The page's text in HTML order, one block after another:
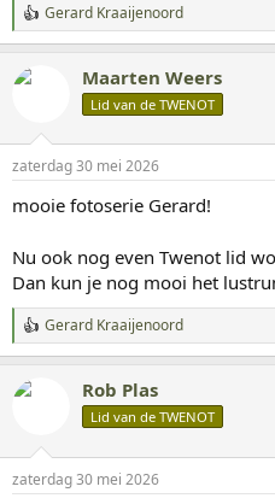
W
a
r
n
e
:
Gerard Kraaijenoord
Maarten Weers
Lid van de TWENOT
zaterdag 30 mei 2026
mooie fotoserie Gerard!
Nu ook nog even Twenot lid
Dan kun je nog mooi het
W
a
r
n
Gerard Kraaijenoord
Rob Plas
Lid van de TWENOT
zaterdag 30 mei 2026